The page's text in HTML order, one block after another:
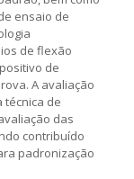
ensaio de
de flexão
de
A avaliação
técnica de
das
contribuído
padronização